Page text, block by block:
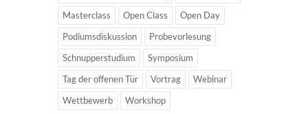
Masterclass
Open Class
Open Day
Podiumsdiskussion
Probevorlesung
Schnupperstudium
Symposium
Tag der offenen Tür
Vortrag
Webinar
Wettbewerb
Workshop